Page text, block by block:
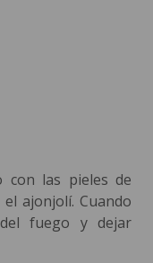
con las pieles de
ajonjolí. Cuando
fuego y dejar